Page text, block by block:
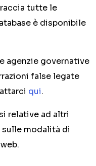
tutte le
è disponibile
agenzie governative
false legate
qui.
relative ad altri
modalità di